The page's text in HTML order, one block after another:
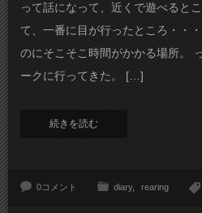
って話になって、近くで遊べると
て、一番に目が行ったところ・・
のにそこそこ時間がかかる場所。
ークに行ってきた。 […]
続きを読む
0コメント diary rearing